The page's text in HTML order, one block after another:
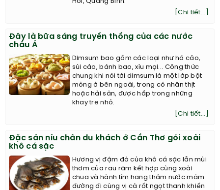
[Chi tiết...]
Đây là bữa sáng truyền thống của các nước
châu Á
Dimsum bao gồm các loại như há cảo,
sủi cảo, bánh bao, xíu mại... Công thức
chung khi nói tới dimsum là một lớp bột
mỏng ở bên ngoài, trong có nhân thịt
hoặc hải sản, được hấp trong những
khay tre nhỏ.
[Chi tiết...]
Đặc sản níu chân du khách ở Cần Thơ gỏi xoài
khô cá sặc
Hương vị đậm đà của khô cá sặc lẫn mùi
thơm của rau răm kết hợp cùng xoài
chua và hành tím hăng thấm nước mắm
đường đi cùng vị cà rốt ngọt thanh khiến